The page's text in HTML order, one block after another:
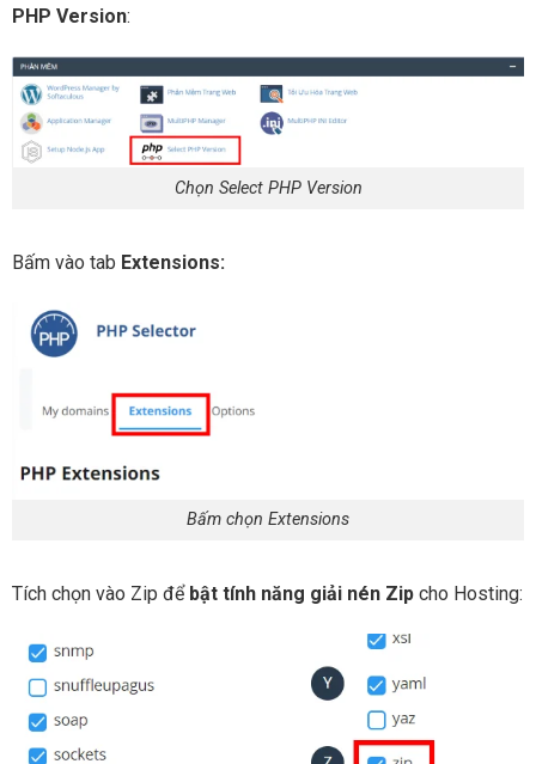
PHP Version:
Chọn Select PHP Version
Bấm vào tab Extensions:
Bấm chọn Extensions
Tích chọn vào Zip đểbật tính năng giải nén Zip cho Hosting: